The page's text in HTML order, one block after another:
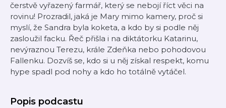
čerstvě vyřazený farmář, který se nebojí říct věci na
rovinu! Prozradil, jaká je Mary mimo kamery, proč si
myslí, že Sandra byla koketa, a kdo by si podle něj
zasloužil facku. Řeč přišla i na diktátorku Katarinu,
nevýraznou Terezu, krále Zdeňka nebo pohodovou
Fallenku. Dozvíš se, kdo si u něj získal respekt, komu
hype spadl pod nohy a kdo ho totálně vytáčel.
Popis podcastu